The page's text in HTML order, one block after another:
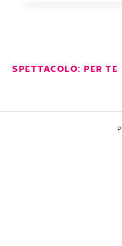
SPETTACOLO: PER TE